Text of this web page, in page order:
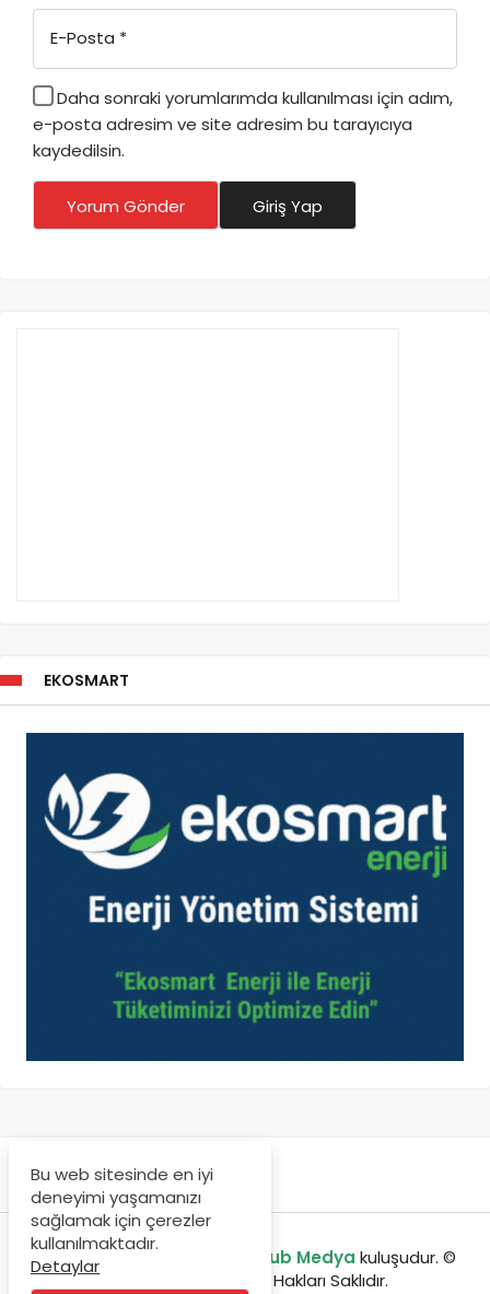
E-Posta *
Daha sonraki yorumlarımda kullanılması için adım,
e-posta adresim ve site adresim bu tarayıcıya
kaydedilsin.
Yorum Gönder Giriş Yap
EKOSMART
enerjibulteni.com bir GreenHub Medya kuluşudur. ©
Copyright 2020, Tüm Hakları Saklıdır.
Bu web sitesinde en iyi
deneyimi yaşamanızı
sağlamak için çerezler
kullanılmaktadır.
Detaylar